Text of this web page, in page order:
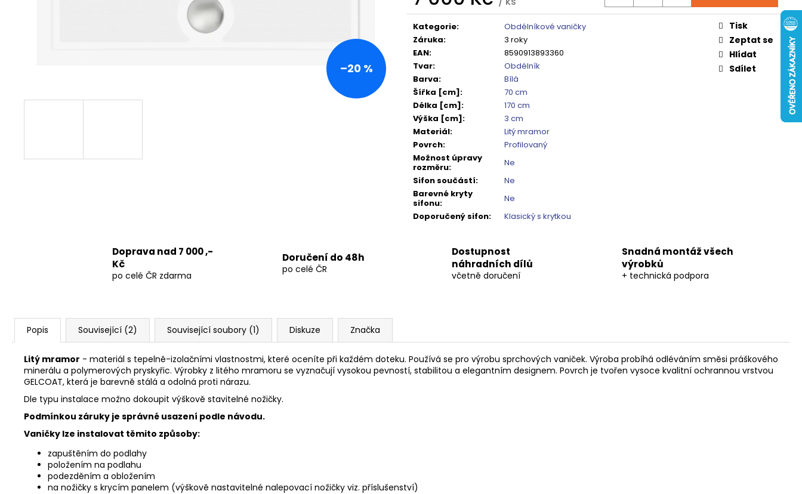
Měrná
cena:
Kategorie:
Obdélníkové vaničky
Záruka:
3 roky
EAN:
8590913893360
Tvar:
Obdélník
Barva:
Bílá
Šířka [cm]:
70 cm
Délka [cm]:
170 cm
Výška [cm]:
3 cm
Materiál:
Litý mramor
Povrch:
Profilovaný
Možnost úpravy
rozměru:
Ne
Sifon součástí:
Ne
Barevné kryty
sifonu:
Ne
Doporučený sifon: Klasický s krytkou
Tisk
Zeptat se
Hlídat
Sdílet
–20 %
Doprava nad 7 000 ,-
Kč
po celé ČR zdarma
Doručení do 48h
po celé ČR
Dostupnost
náhradních dílů
včetně doručení
Snadná montáž všech
výrobků
+ technická podpora
Popis Související (2) Související soubory (1) Diskuze Značka
Litý mramor - materiál s tepelně-izolačními vlastnostmi, které oceníte při každém doteku. Používá se pro výrobu sprchových vaniček. Výroba probíhá odléváním směsi práškového
minerálu a polymerových pryskyřic. Výrobky z litého mramoru se vyznačují vysokou pevností, stabilitou a elegantním designem. Povrch je tvořen vysoce kvalitní ochrannou vrstvou
GELCOAT, která je barevně stálá a odolná proti nárazu.
Dle typu instalace možno dokoupit výškově stavitelné nožičky.
Podmínkou záruky je správné usazení podle návodu.
Vaničky lze instalovat těmito způsoby:
zapuštěním do podlahy
položením na podlahu
podezděním a obložením
na nožičky s krycím panelem (výškově nastavitelné nalepovací nožičky viz. příslušenství)
16 792 Kč
Původně:20 990 Kč